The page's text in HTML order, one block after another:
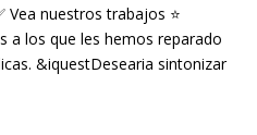
Vea nuestros trabajos ⭐
a los que les hemos reparado
&iquestDesearia sintonizar